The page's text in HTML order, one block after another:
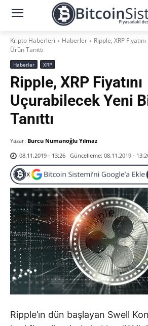
Kripto Haberleri Haberler
Ripple, XRP
Ürün Tanıttı
Haberler XRP
Ripple, XRP Fiyatını
Uçurabilecek Yeni
Tanıttı
Yazar: Burcu Numanoğlu Yılmaz
08.11.2019 - 13:26 Güncelleme: 08.11.2019 -
Ripple’ın dün başlayan Swell